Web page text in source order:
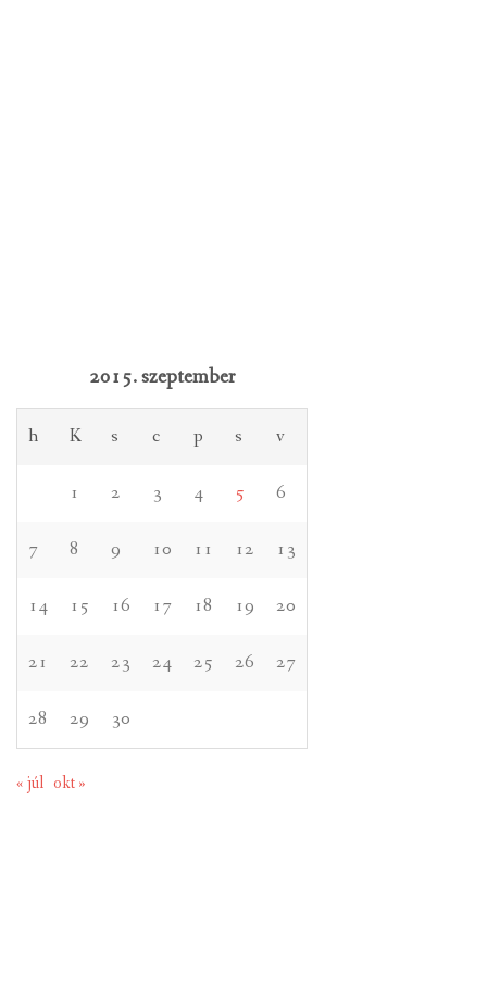
2015. szeptember
h K s c p s v
1 2 3 4 5 6
7 8 9 10 11 12 13
14 15 16 17 18 19 20
21 22 23 24 25 26 27
28 29 30
« júl okt »